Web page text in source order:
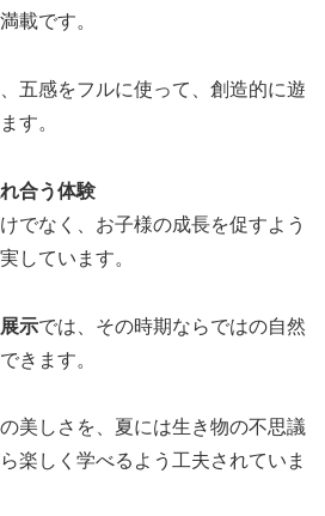
載です。
五感をフルに使って、創造的に遊
す。
合う体験
でなく、お子様の成長を促すよう
しています。
示では、その時期ならではの自然
きます。
美しさを、夏には生き物の不思議
楽しく学べるよう工夫されていま